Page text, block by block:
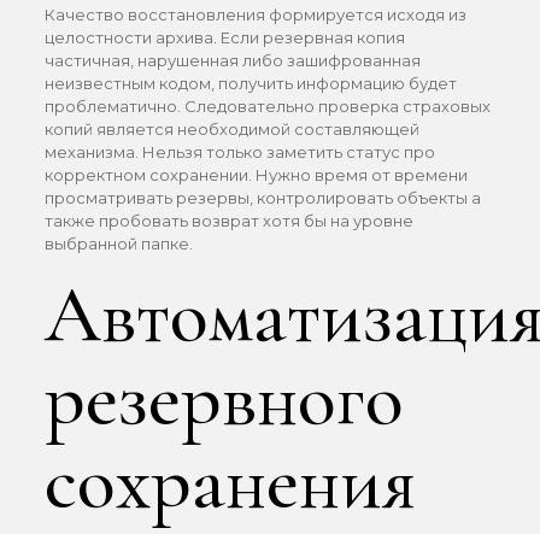
Качество восстановления формируется исходя из
целостности архива. Если резервная копия
частичная, нарушенная либо зашифрованная
неизвестным кодом, получить информацию будет
проблематично. Следовательно проверка страховых
копий является необходимой составляющей
механизма. Нельзя только заметить статус про
корректном сохранении. Нужно время от времени
просматривать резервы, контролировать объекты а
также пробовать возврат хотя бы на уровне
выбранной папке.
резервного
сохранения